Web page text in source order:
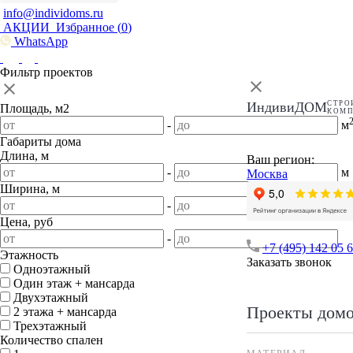
info@individoms.ru
АКЦИИ Избранное (0)
WhatsApp
ИндивиДОМ
Ваш регион:
Москва
+7 (495) 142 05
Заказать звонок
Проекты
Фильтр проектов
Площадь, м2
-
м2
Габариты дома
Длина, м
-
м
Ширина, м
-
Цена, руб
-
Этажность
Одноэтажный
Один этаж + мансарда
Двухэтажный
2 этажа + мансарда
Трехэтажный
Количество спален